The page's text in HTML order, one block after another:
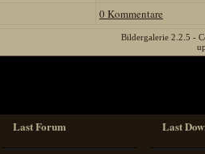
0 Kommentare
Bildergalerie 2.2.5 -
Last Forum Last